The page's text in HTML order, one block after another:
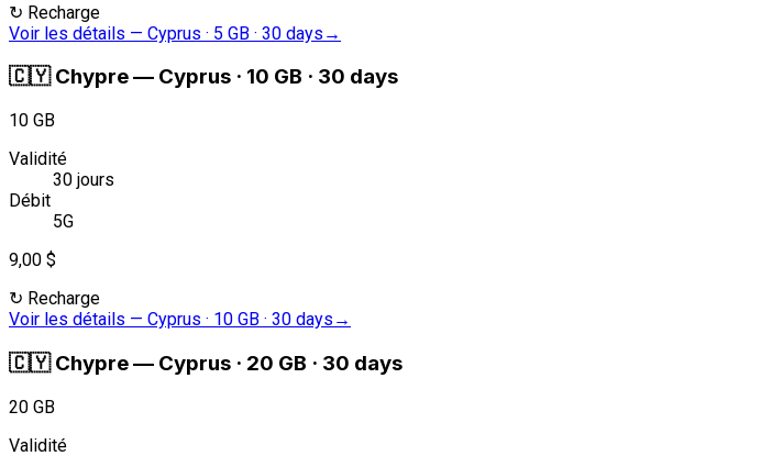
↻ Recharge
Voir les détails — Cyprus · 5 GB · 30 days →
🇨🇾 Chypre— Cyprus · 10 GB · 30 days
10 GB
Validité
30 jours
Débit
5G
9,00 $
↻ Recharge
Voir les détails — Cyprus · 10 GB · 30 days →
🇨🇾 Chypre— Cyprus · 20 GB · 30 days
20 GB
Validité